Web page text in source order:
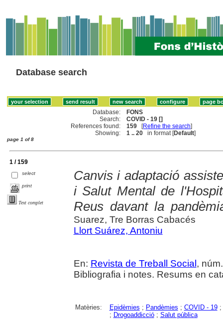
Database search
Database:
FONS
Search:
COVID - 19 []
References found:
159 [Refine the search]
Showing:
1 .. 20 in format [Default]
page 1 of 8
1 / 159
select
print
Text complet
Canvis i adaptació
i Salut Mental de
Reus davant la
Suarez, Tre Borras Cabacés
Llort Suárez, Antoniu
En: Revista de Treball Social ,
Bibliografia i notes. Resums en
Matèries: Epidèmies ; Pandèmies ; COVID - 19;
; Drogoaddicció; Salut pública